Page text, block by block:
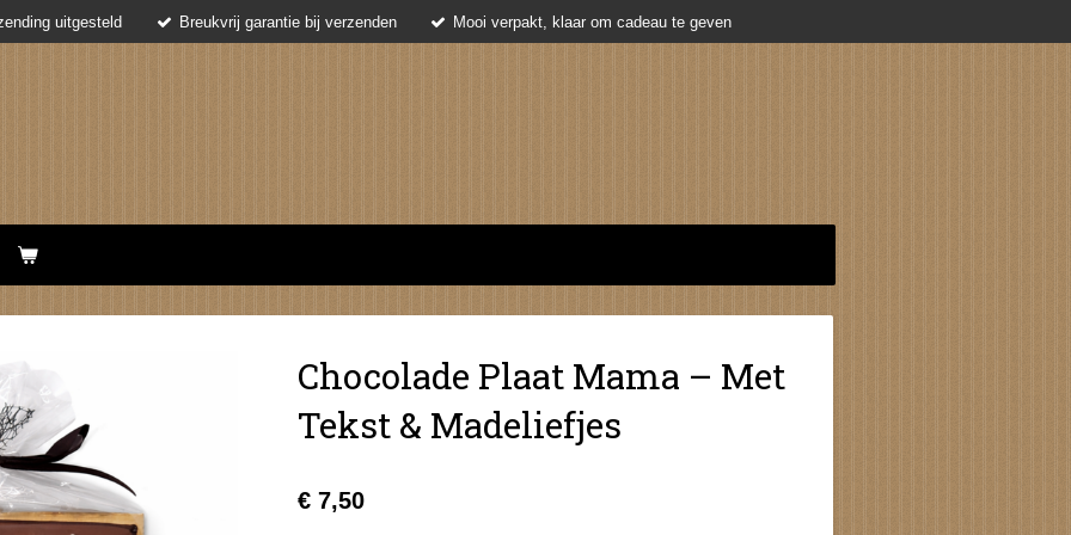
uitgesteld Breukvrij garantie bij verzenden Mooi verpakt, klaar om cadeau te geven
Chocolade Plaat Mama – Met
Tekst & Madeliefjes
€ 7,50